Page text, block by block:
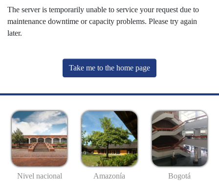
The server is temporarily unable to service your request due to
maintenance downtime or capacity problems. Please try again
later.
Take me to the home page
Nivel nacional Amazonía Bogotá